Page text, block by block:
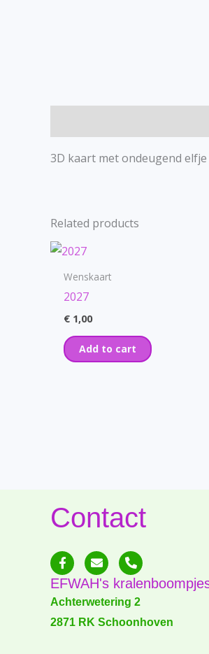
3D kaart met ondeugend
Related products
Wenskaart
2027
€ 1,00
Add to cart
Contact
F
a
c
e
b
o
o
E
n
v
e
l
o
p
P
h
o
n
e
-
a
EFWAH's
Achterwetering 2
2871 RK Schoonhoven